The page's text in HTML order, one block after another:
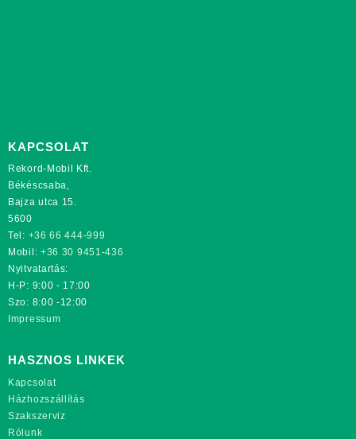
KAPCSOLAT
Rekord-Mobil Kft.
Békéscsaba,
Bajza utca 15.
5600
Tel: +36 66 444-999
Mobil: +36 30 9451-436
Nyitvatartás:
H-P: 9:00 - 17:00
Szo: 8:00 -12:00
Impressum
HASZNOS LINKEK
Kapcsolat
Házhozszállítás
Szakszerviz
Rólunk